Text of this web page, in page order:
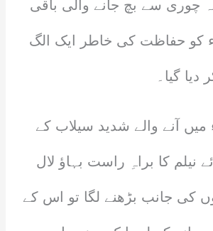
چوری سے بچ جانے والی باقی
کو حفاظت کی خاطر ایک الگ
گیا۔
2010ء میں آنے والے شدید سیلاب کے
نیلم کا براہِ راست بہاؤ لال
کی جانب بڑھنے لگا تو اس کے